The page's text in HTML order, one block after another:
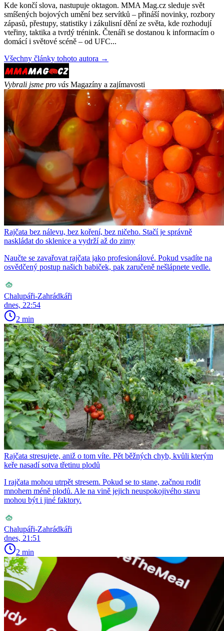
Kde končí slova, nastupuje oktagon. MMA Mag.cz sleduje svět
smíšených bojových umění bez servítků – přináší novinky, rozbory
zápasů, přestupy, statistiky i zákulisní dění ze světa, kde rozhodují
vteřiny, taktika a tvrdý trénink. Čtenáři se dostanou k informacím o
domácí i světové scéně – od UFC...
Všechny články tohoto autora →
Vybrali jsme pro vás Magazíny a zajímavosti
Rajčata bez nálevu, bez koření, bez ničeho. Stačí je správně
naskládat do sklenice a vydrží až do zimy
Naučte se zavařovat rajčata jako profesionálové. Pokud vsadíte na
osvědčený postup našich babiček, pak zaručeně nešlápnete vedle.
Chalupáři-Zahrádkáři
dnes, 22:54
2 min
Rajčata stresujete, aniž o tom víte. Pět běžných chyb, kvůli kterým
keře nasadí sotva třetinu plodů
I rajčata mohou utrpět stresem. Pokud se to stane, začnou rodit
mnohem méně plodů. Ale na vině jejich neuspokojivého stavu
mohou být i jiné faktory.
Chalupáři-Zahrádkáři
dnes, 21:51
2 min